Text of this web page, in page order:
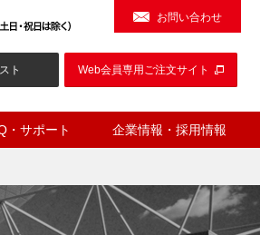
お問い合わせ
ト Web会員専用ご注文サイト
・サポート 企業情報・採用情報